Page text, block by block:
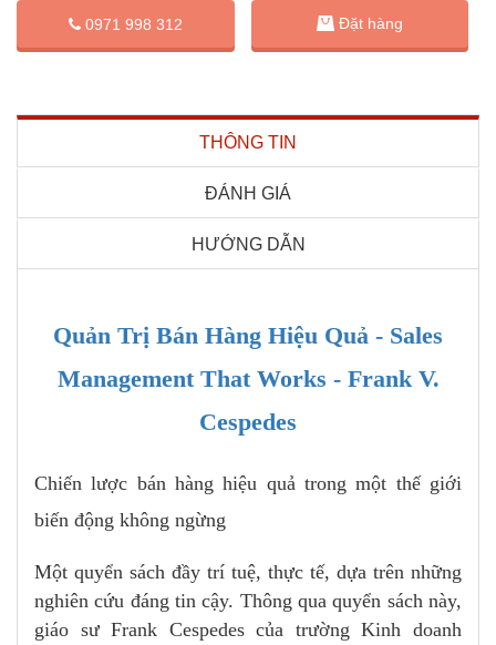
0971 998 312 Đặt hàng
THÔNG TIN
ĐÁNH GIÁ
HƯỚNG DẪN
Quản Trị Bán Hàng Hiệu Quả - Sales
Management That Works - Frank V.
Cespedes
Chiến lược bán hàng hiệu quả trong một thế giới
biến động không ngừng
Một quyển sách đầy trí tuệ, thực tế, dựa trên những
nghiên cứu đáng tin cậy. Thông qua quyển sách này,
giáo sư Frank Cespedes của trường Kinh doanh